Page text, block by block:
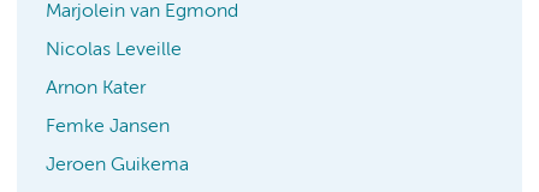
Marjolein van Egmond
Nicolas Leveille
Arnon Kater
Femke Jansen
Jeroen Guikema